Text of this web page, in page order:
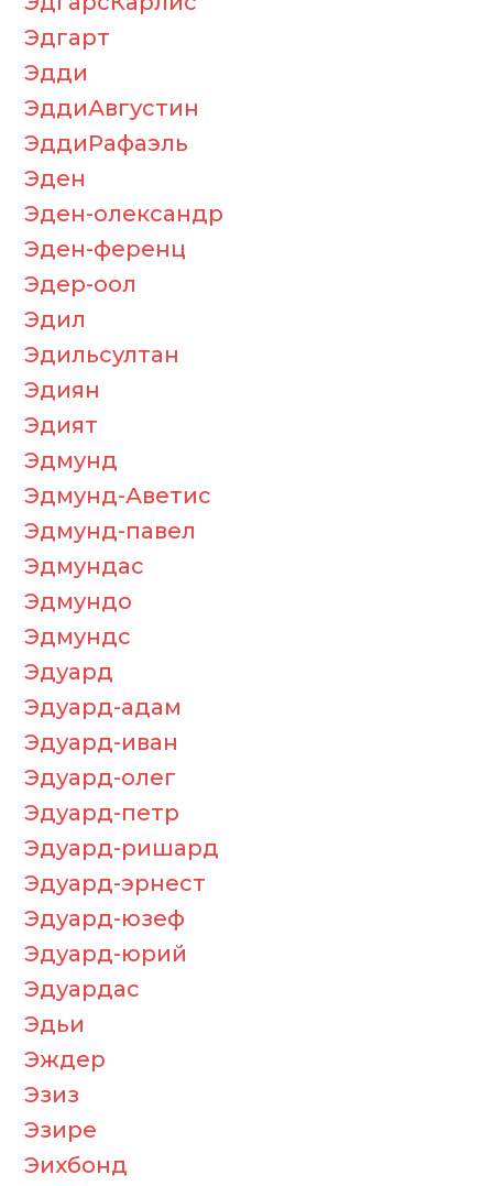
Эдгарт
Эдди
ЭддиАвгустин
ЭддиРафаэль
Эден
Эден-олександр
Эден-ференц
Эдер-оол
Эдил
Эдильсултан
Эдиян
Эдият
Эдмунд
Эдмунд-Аветис
Эдмунд-павел
Эдмундас
Эдмундо
Эдмундс
Эдуард
Эдуард-адам
Эдуард-иван
Эдуард-олег
Эдуард-петр
Эдуард-ришард
Эдуард-эрнест
Эдуард-юзеф
Эдуард-юрий
Эдуардас
Эдьи
Эждер
Эзиз
Эзире
Эихбонд